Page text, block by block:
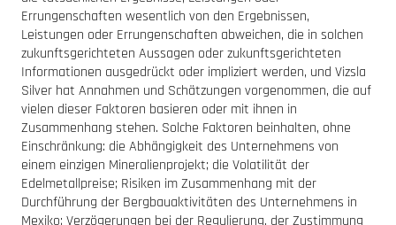
Errungenschaften wesentlich von den Ergebnissen,
Leistungen oder Errungenschaften abweichen, die in solchen
zukunftsgerichteten Aussagen oder zukunftsgerichteten
Informationen ausgedrückt oder impliziert werden, und Vizsla
Silver hat Annahmen und Schätzungen vorgenommen, die auf
vielen dieser Faktoren basieren oder mit ihnen in
Zusammenhang stehen. Solche Faktoren beinhalten, ohne
Einschränkung: die Abhängigkeit des Unternehmens von
einem einzigen Mineralienprojekt; die Volatilität der
Edelmetallpreise; Risiken im Zusammenhang mit der
Durchführung der Bergbauaktivitäten des Unternehmens in
Mexiko; Verzögerungen bei der Regulierung, der Zustimmung